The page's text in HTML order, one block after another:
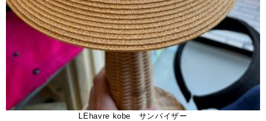
LEhavre kobe サンバイザー